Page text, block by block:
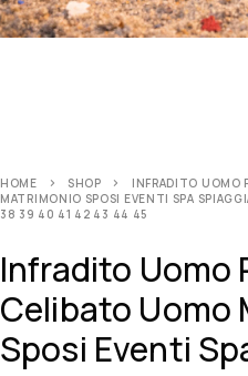
HOME SHOP
INFRADITO UOMO
MATRIMONIO SPOSI EVENTI SPA
38 39 40 41 42 43 44 45
Infradito Uomo
Celibato Uomo
Sposi Eventi